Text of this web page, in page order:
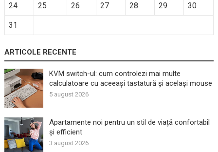
24 25 26 27 28 29 30
31
ARTICOLE RECENTE
KVM switch-ul: cum controlezi mai multe
calculatoare cu aceeași tastatură și același mouse
5 august 2026
Apartamente noi pentru un stil de viață confortabil
și efficient
3 august 2026